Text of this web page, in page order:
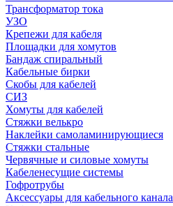
Трансформатор тока
УЗО
Крепежи для кабеля
Площадки для хомутов
Бандаж спиральный
Кабельные бирки
Cкобы для кабелей
СИЗ
Хомуты для кабелей
Стяжки велькро
Наклейки самоламинирующиеся
Стяжки стальные
Червячные и силовые хомуты
Кабеленесущие системы
Гофротрубы
Аксессуары для кабельного канала